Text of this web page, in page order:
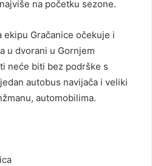
na početku sezone.
ekipu Gračanice očekuje i
u dvorani u Gornjem
neće biti bez podrške s
autobus navijača i veliki
automobilima.